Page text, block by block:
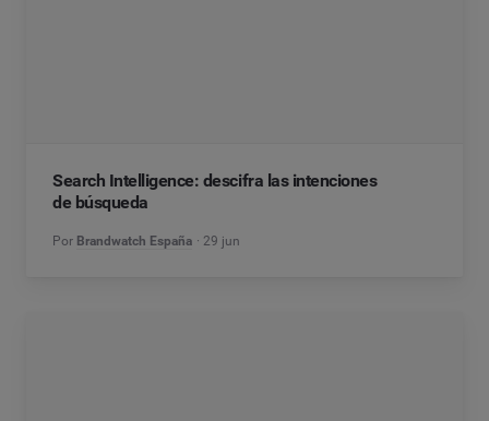
Search Intelligence: descifra las intenciones
de búsqueda
Por Brandwatch España 29 jun